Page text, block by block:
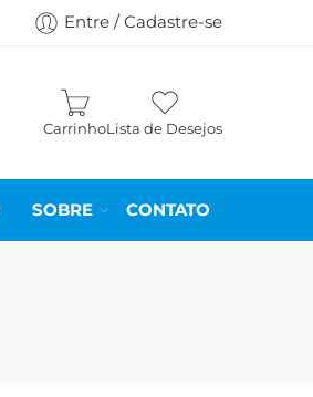
Entre / Cadastre-se
CarrinhoLista de Desejos
SOBRE CONTATO